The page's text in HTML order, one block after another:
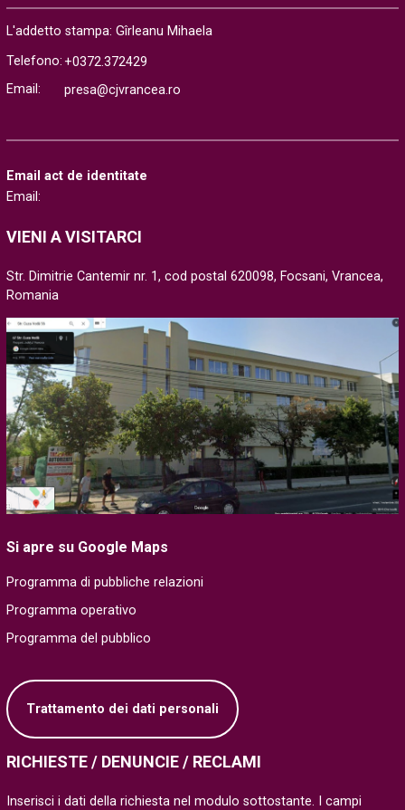
L'addetto stampa: Gîrleanu Mihaela
Telefono: +0372.372429
Email:
presa@cjvrancea.ro
Email act de identitate
Email:
VIENI A VISITARCI
Str. Dimitrie Cantemir nr. 1, cod postal 620098, Focsani, Vrancea,
Romania
Si apre su Google Maps
Programma di pubbliche relazioni
Programma operativo
Programma del pubblico
Trattamento dei dati personali
RICHIESTE / DENUNCIE / RECLAMI
Inserisci i dati della richiesta nel modulo sottostante. I campi